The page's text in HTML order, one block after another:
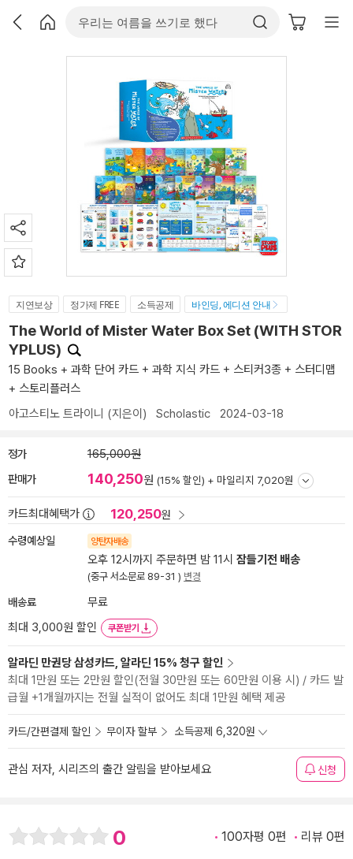
지연보상 정가제 FREE 소득공제 바인딩, 에디션 안내
The World of Mister Water Box Set (WITH STOR
YPLUS)
15 Books + 과학 단어 카드 + 과학 지식 카드 + 스티커3종 + 스터디맵
+ 스토리플러스
아고스티노 트라이니 (지은이) Scholastic 2024-03-18
정가 165,000원
판매가 140,250원 (15% 할인) + 마일리지 7,020원
카드최대혜택가 120,250원
수령예상일 양탄자배송
오후 12시까지 주문하면 밤 11시 잠들기전 배송
(중구 서소문로 89-31 ) 변경
배송료
무료
최대 3,000원 할인
쿠폰받기
알라딘 만권당 삼성카드, 알라딘 15% 청구 할인
최대 1만원 또는 2만원 할인(전월 30만원 또는 60만원 이용 시) / 카드 발
급월 +1개월까지는 전월 실적이 없어도 최대 1만원 혜택 제공
카드/간편결제 할인 무이자 할부 소득공제 6,320원
관심 저자, 시리즈의 출간 알림을 받아보세요 신청
0 100자평 0편 리뷰 0편